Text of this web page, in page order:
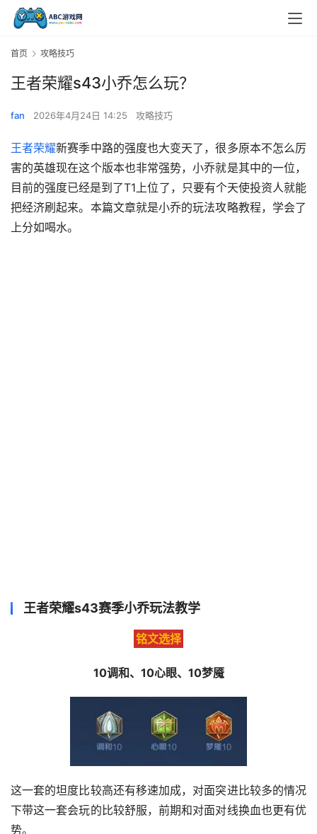
首页 攻略技巧
王者荣耀s43小乔怎么玩？
fan 2026年4月24日 14:25 攻略技巧
王者荣耀新赛季中路的强度也大变天了，很多原本不怎么厉
害的英雄现在这个版本也非常强势，小乔就是其中的一位，
目前的强度已经是到了T1上位了，只要有个天使投资人就能
把经济刷起来。本篇文章就是小乔的玩法攻略教程，学会了
上分如喝水。
王者荣耀s43赛季小乔玩法教学
铭文选择
10调和、10心眼、10梦魇
这一套的坦度比较高还有移速加成，对面突进比较多的情况
下带这一套会玩的比较舒服，前期和对面对线换血也更有优
势。